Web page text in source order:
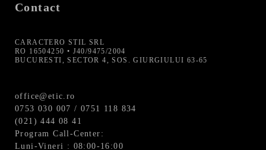
Contact
CARACTERO STIL SRL
RO 16504250 • J40/9475/2004
BUCURESTI, SECTOR 4, SOS. GIURGIULUI 63-65
office@etic.ro
0753 030 007 / 0751 118 834
(021) 444 08 41
Program Call-Center:
Luni-Vineri : 08:00-16:00